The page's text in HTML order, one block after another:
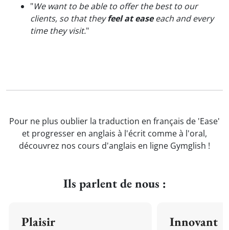
"We want to be able to offer the best to our
clients, so that theyfeel at easeeach and every
time they visit."
Pour ne plus oublier la traduction en français de 'Ease'
et progresser en anglais à l'écrit comme à l'oral,
découvrez nos cours d'anglais en ligne Gymglish !
Ils parlent de nous :
Plaisir Innovant